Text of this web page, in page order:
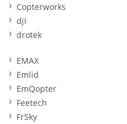
Copterworks
djI
drotek
EMAX
Emlid
EmQopter
Feetech
FrSky